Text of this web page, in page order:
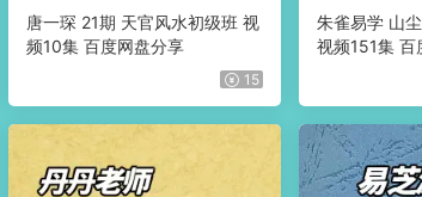
唐一琛 21期 天官风水初级班 视
频10集 百度网盘分享
15
朱雀易学 山
视频151集 百